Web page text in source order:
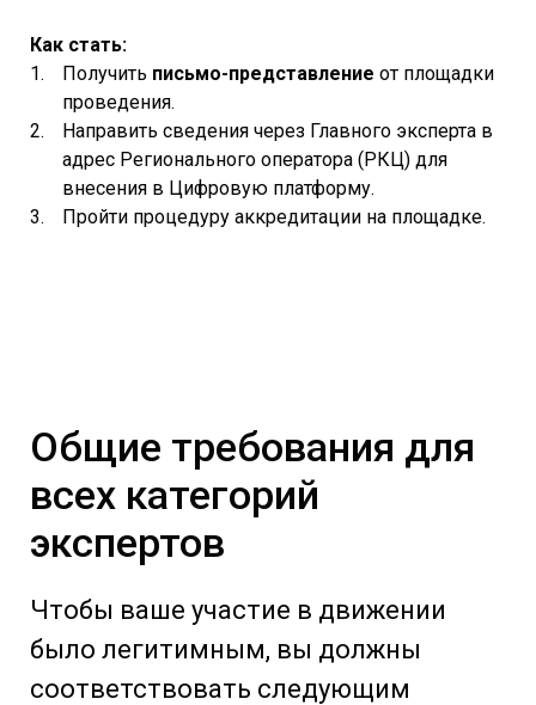
Как стать:
Получить письмо-представление от площадки
проведения.
Направить сведения через Главного эксперта в
адрес Регионального оператора (РКЦ) для
внесения в Цифровую платформу.
Пройти процедуру аккредитации на площадке.
Общие требования для
всех категорий
экспертов
Чтобы ваше участие в движении
было легитимным, вы должны
соответствовать следующим